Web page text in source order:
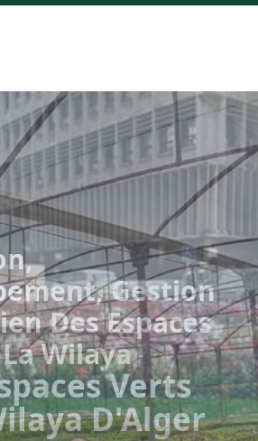
Gestion
Des Espaces
Wilaya
Verts
D'Alger